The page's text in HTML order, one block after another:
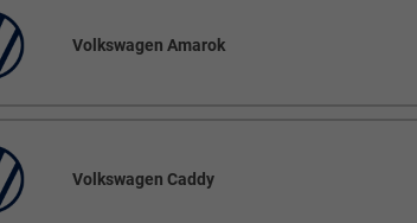
Volkswagen Amarok
Volkswagen Caddy